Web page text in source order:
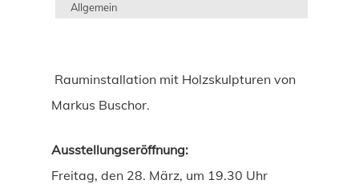
Allgemein
Rauminstallation mit Holzskulpturen von
Markus Buschor.
Ausstellungseröffnung:
Freitag, den 28. März, um 19.30 Uhr